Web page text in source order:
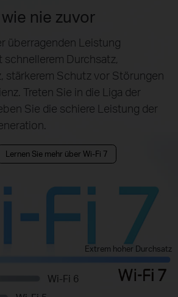
nie zuvor
überragenden Leistung
Durchsatz,
stärkerem Schutz vor Störungen
Treten Sie in die Liga der
Sie die schiere Leistung der
Lernen Sie mehr über Wi-Fi 7
Extrem hoher Durchsatz
Wi-Fi 6